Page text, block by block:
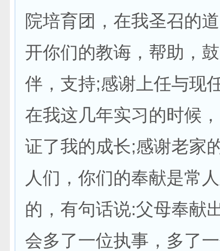
院培育团，在我圣召的
开你们的教诲，帮助，
伴，支持;感谢上任与现
在我这几年实习的时候
证了我的成长;感谢老家
人们，你们的奉献是常
的，有句话说:父母奉献
会多了一位执事，多了